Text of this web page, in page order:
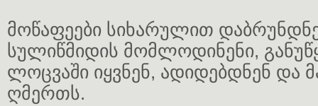
მოწაფეები სიხარულით
სულიწმიდის მომლოდინენი,
ლოცვაში იყვნენ, ადიდებდნენ და
ღმერთს.